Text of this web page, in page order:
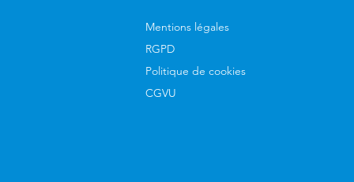
Mentions légales
RGPD
Politique de cookies
CGVU